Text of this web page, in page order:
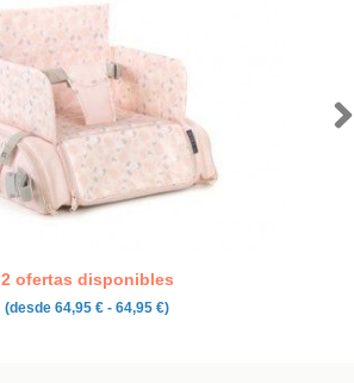
2 ofertas disponibles
(desde 64,95 € - 64,95 €)